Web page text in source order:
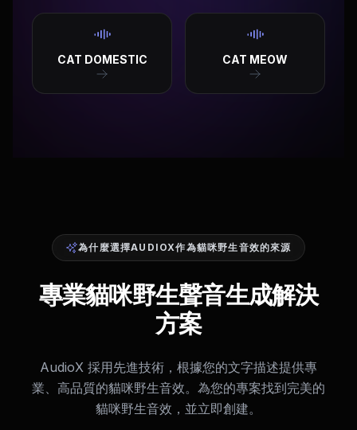
CAT DOMESTIC CAT MEOW
為什麼選擇AUDIOX作為貓咪野生音效的來源
專業貓咪野生聲音生成解決
方案
AudioX 採用先進技術，根據您的文字描述提供專
業、高品質的貓咪野生音效。為您的專案找到完美的
貓咪野生音效，並立即創建。